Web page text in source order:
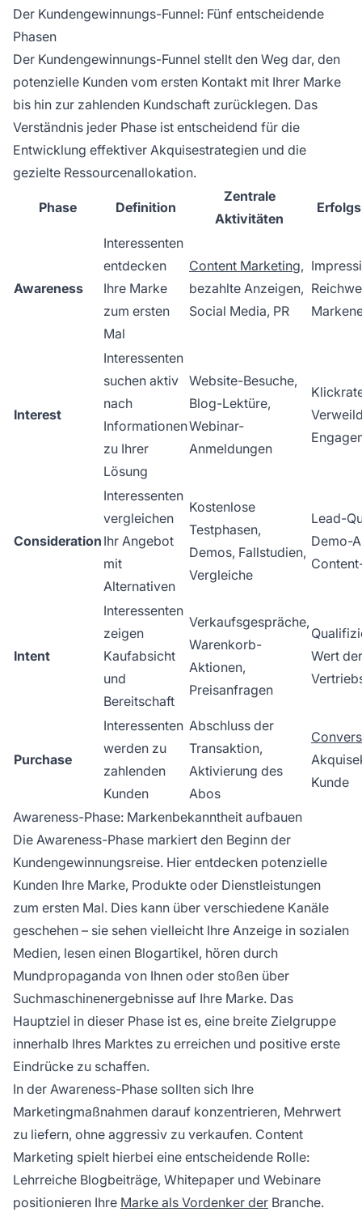
Der Kundengewinnungs-Funnel: Fünf entscheidende
Phasen
Der Kundengewinnungs-Funnel stellt den Weg dar, den
potenzielle Kunden vom ersten Kontakt mit Ihrer Marke
bis hin zur zahlenden Kundschaft zurücklegen. Das
Verständnis jeder Phase ist entscheidend für die
Entwicklung effektiver Akquisestrategien und die
gezielte Ressourcenallokation.
Phase Definition
Zentrale
Aktivitäten
Awareness
Interessenten
entdecken
Ihre Marke
zum ersten
Mal
Content Marketing,
bezahlte Anzeigen,
Social Media, PR
Interest
Interessenten
suchen aktiv
nach
Informationen
zu Ihrer
Lösung
Website-Besuche,
Blog-Lektüre,
Webinar-
Anmeldungen
Consideration
Interessenten
vergleichen
Ihr Angebot
mit
Alternativen
Kostenlose
Testphasen,
Demos, Fallstudien,
Vergleiche
Lead-
Demo-
Intent
Interessenten
zeigen
Kaufabsicht
und
Bereitschaft
Verkaufsgespräche,
Warenkorb-
Aktionen,
Preisanfragen
Wert der
Purchase
Interessenten
werden zu
zahlenden
Kunden
Abschluss der
Transaktion,
Aktivierung des
Abos
Kunde
Awareness-Phase: Markenbekanntheit aufbauen
Die Awareness-Phase markiert den Beginn der
Kundengewinnungsreise. Hier entdecken potenzielle
Kunden Ihre Marke, Produkte oder Dienstleistungen
zum ersten Mal. Dies kann über verschiedene Kanäle
geschehen – sie sehen vielleicht Ihre Anzeige in sozialen
Medien, lesen einen Blogartikel, hören durch
Mundpropaganda von Ihnen oder stoßen über
Suchmaschinenergebnisse auf Ihre Marke. Das
Hauptziel in dieser Phase ist es, eine breite Zielgruppe
innerhalb Ihres Marktes zu erreichen und positive erste
Eindrücke zu schaffen.
In der Awareness-Phase sollten sich Ihre
Marketingmaßnahmen darauf konzentrieren, Mehrwert
zu liefern, ohne aggressiv zu verkaufen. Content
Marketing spielt hierbei eine entscheidende Rolle:
Lehrreiche Blogbeiträge, Whitepaper und Webinare
positionieren Ihre Marke als Vordenker der Branche.